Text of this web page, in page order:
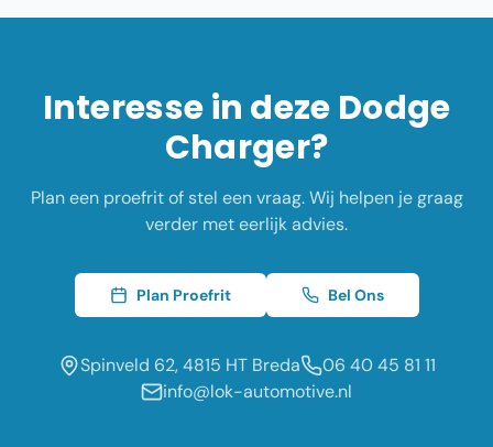
Interesse in deze Dodge
Charger?
Plan een proefrit of stel een vraag. Wij helpen je graag
verder met eerlijk advies.
Plan Proefrit Bel Ons
Spinveld 62, 4815 HT Breda
06 40 45 81 11
info@lok-automotive.nl